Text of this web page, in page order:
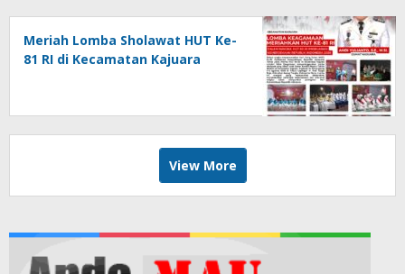
Meriah Lomba Sholawat HUT Ke-
81 RI di Kecamatan Kajuara
View More